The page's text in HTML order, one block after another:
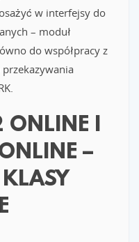
w interfejsy do
– moduł
do współpracy z
ONLINE I
–